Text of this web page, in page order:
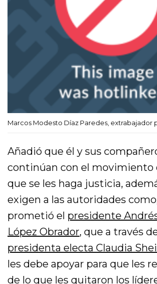
Marcos Modesto Díaz Paredes, extrabajador
Añadió que él y sus
continúan con el movimiento
que se les haga justicia,
exigen a las autoridades
prometió el presidente
López Obrador, que a través
presidenta electa Claudia
les debe apoyar para que les
de lo que les quitaron los